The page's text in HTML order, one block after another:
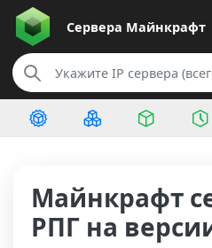
Сервера Майнкрафт
Майнкрафт
РПГ на